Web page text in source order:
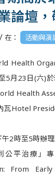
論壇
/ 在： 活動與演
Health
5月23日(六)
Health
瓦Hotel
2時至5時辦
公平治療」
From